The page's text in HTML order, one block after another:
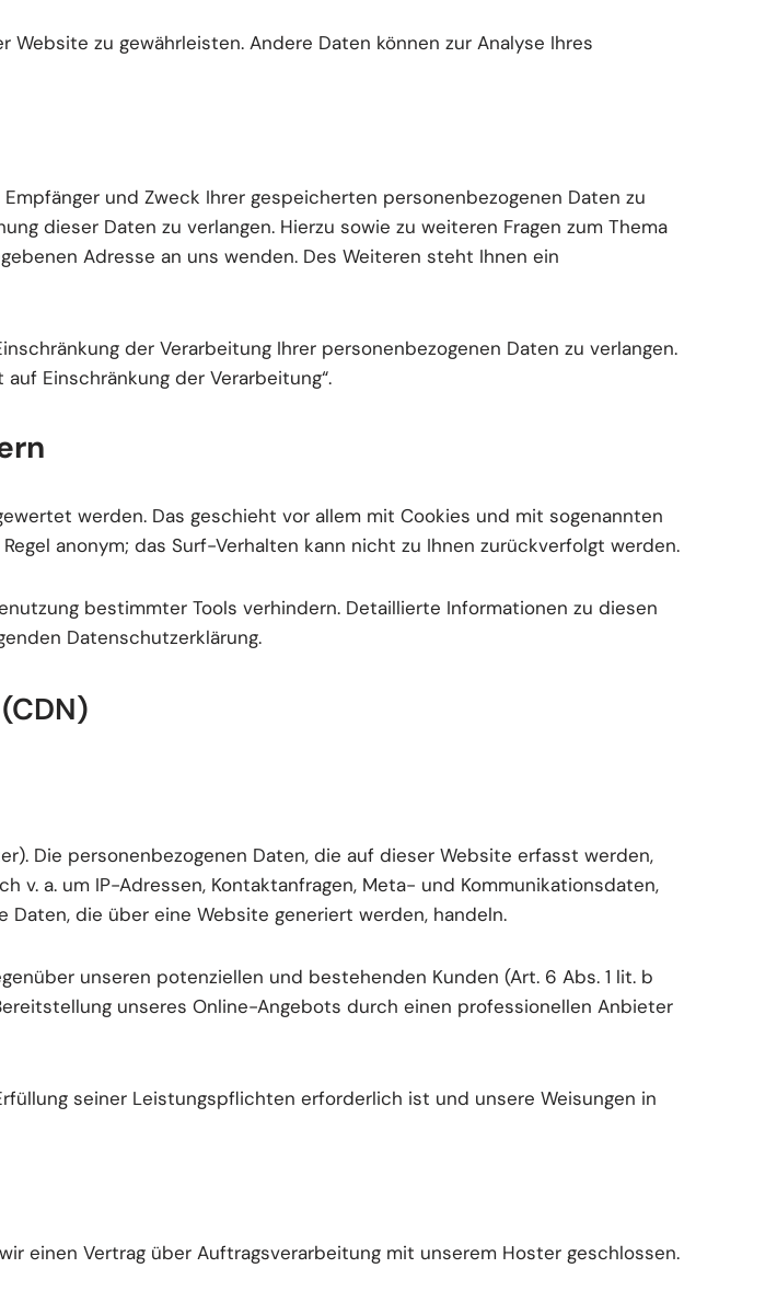
zu gewährleisten. Andere Daten können zur Analyse Ihres
und Zweck Ihrer gespeicherten personenbezogenen Daten zu
dieser Daten zu verlangen. Hierzu sowie zu weiteren Fragen zum Thema
Adresse an uns wenden. Des Weiteren steht Ihnen ein
der Verarbeitung Ihrer personenbezogenen Daten zu verlangen.
Einschränkung der Verarbeitung“.
werden. Das geschieht vor allem mit Cookies und mit sogenannten
anonym; das Surf-Verhalten kann nicht zu Ihnen zurückverfolgt werden.
bestimmter Tools verhindern. Detaillierte Informationen zu diesen
Datenschutzerklärung.
Die personenbezogenen Daten, die auf dieser Website erfasst werden,
a. um IP-Adressen, Kontaktanfragen, Meta- und Kommunikationsdaten,
die über eine Website generiert werden, handeln.
unseren potenziellen und bestehenden Kunden (Art. 6 Abs. 1 lit. b
unseres Online-Angebots durch einen professionellen Anbieter
seiner Leistungspflichten erforderlich ist und unsere Weisungen in
einen Vertrag über Auftragsverarbeitung mit unserem Hoster geschlossen.